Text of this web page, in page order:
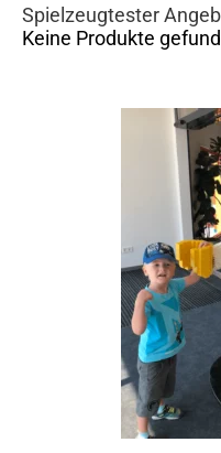
Spielzeugtester
Keine Produkte